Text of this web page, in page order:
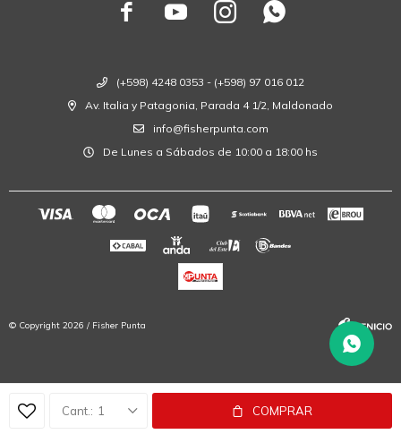
1 COMPRAR
(+598) 4248 0353 - (+598) 97 016 012
Av. Italia y Patagonia, Parada 4 1/2, Maldonado
info@fisherpunta.com
De Lunes a Sábados de 10:00 a 18:00 hs
   
© Copyright 2026 / Fisher Punta